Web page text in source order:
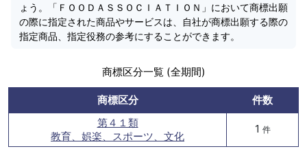
ょう。「ＦＯＯＤＡＳＳＯＣＩＡＴＩＯＮ」において商標出願
の際に指定された商品やサービスは、自社が商標出願する際の
指定商品、指定役務の参考にすることができます。
商標区分一覧 (全期間)
商標区分
件数
第４１類
教育、娯楽、スポーツ、文化
1 件